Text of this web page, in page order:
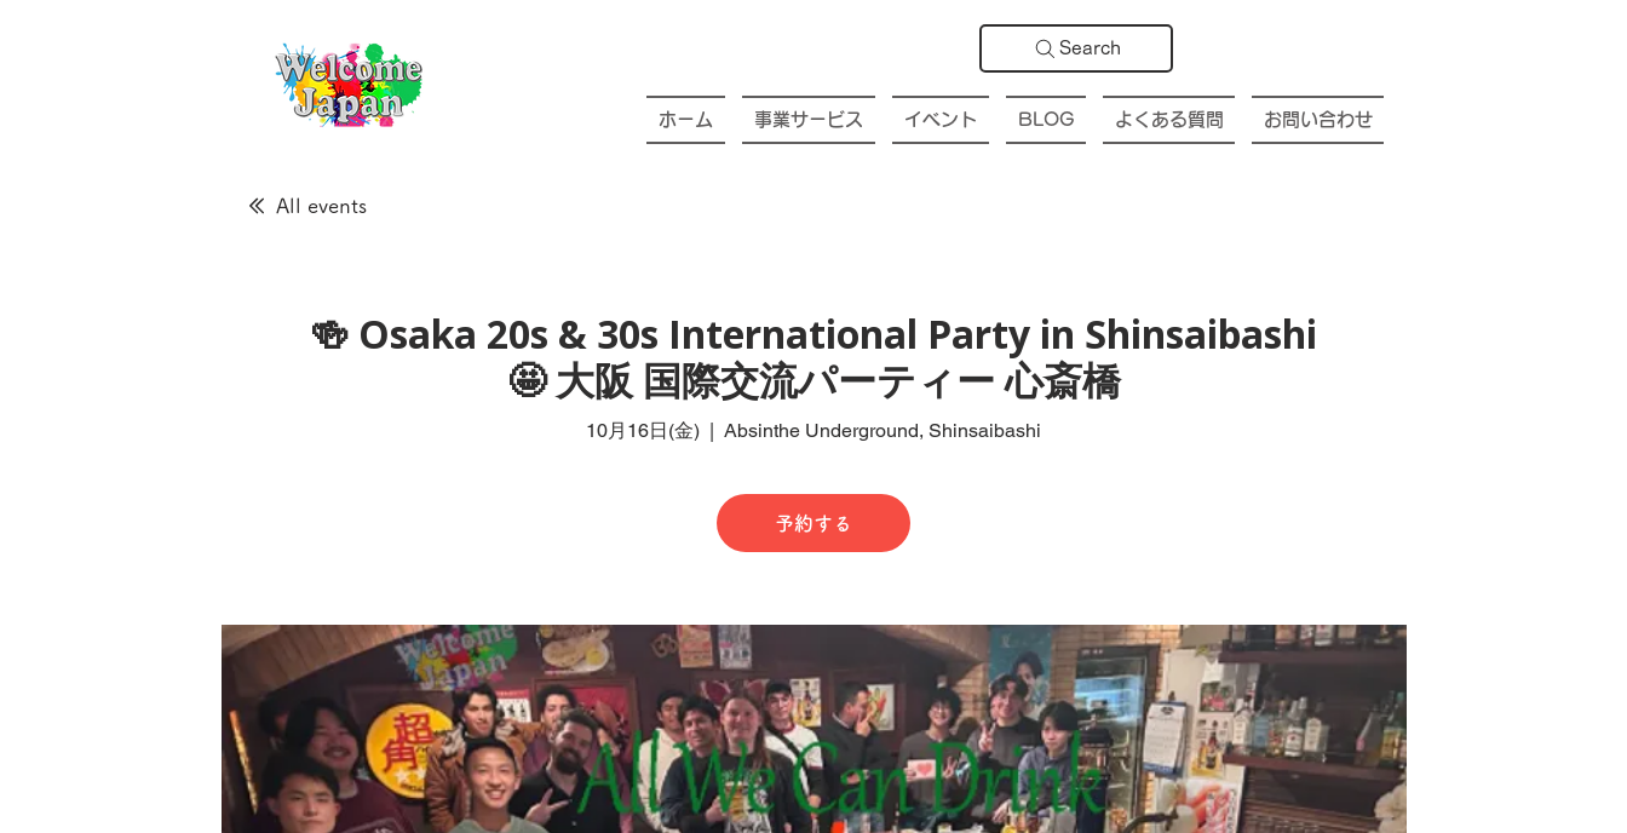
Search
ホーム 事業サービス イベント BLOG よくある質問 お問い合わせ
All events
🍻 Osaka 20s & 30s International Party in Shinsaibashi
🤩 大阪 国際交流パーティー 心斎橋
10月16日(金)
  |
Absinthe Underground, Shinsaibashi
予約する